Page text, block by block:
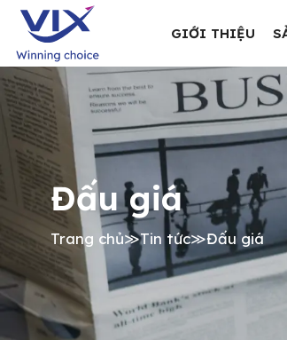
GIỚI THIỆU
Đấu giá
Trang chủ≫Tin tức≫Đấu giá